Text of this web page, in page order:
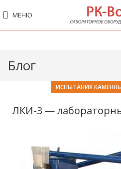
МЕНЮ
Блог
ИСПЫТАНИЯ
ЛКИ-3 —